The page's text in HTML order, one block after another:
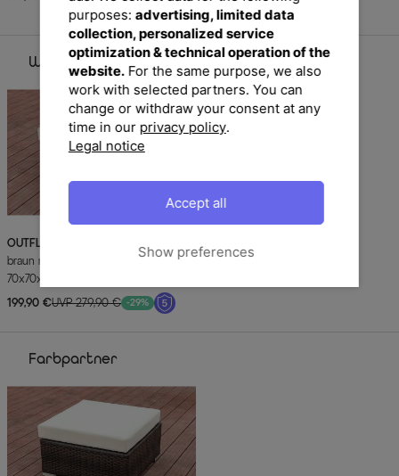
Sofort lieferbar
Weitere Ausführungen
OUTFLEXX
braun marmoriert, Polyrattan,
70x70x30cm, inkl. Glasplatte und
Polster
199,90 €UVP 279,90 € -29%
Farbpartner
purposes: advertising, limited data
collection, personalized service
optimization & technical operation of the
website.For the same purpose, we also
work with selected partners. You can
change or withdraw your consent at any
time in our privacy policy.
Legal notice
Show preferences
Accept all